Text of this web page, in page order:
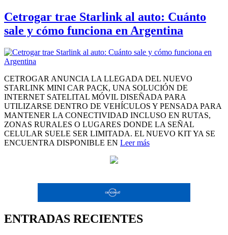
Cetrogar trae Starlink al auto: Cuánto
sale y cómo funciona en Argentina
CETROGAR ANUNCIA LA LLEGADA DEL NUEVO
STARLINK MINI CAR PACK, UNA SOLUCIÓN DE
INTERNET SATELITAL MÓVIL DISEÑADA PARA
UTILIZARSE DENTRO DE VEHÍCULOS Y PENSADA PARA
MANTENER LA CONECTIVIDAD INCLUSO EN RUTAS,
ZONAS RURALES O LUGARES DONDE LA SEÑAL
CELULAR SUELE SER LIMITADA. EL NUEVO KIT YA SE
ENCUENTRA DISPONIBLE EN Leer más
ENTRADAS RECIENTES